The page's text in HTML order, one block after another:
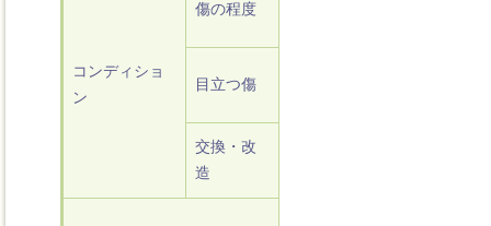
コンディショ
ン
傷の程度
目立つ傷
交換・改
造